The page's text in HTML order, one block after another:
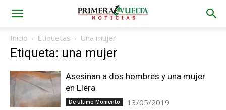
Inicio Etiquetas Una mujer
Etiqueta: una mujer
Asesinan a dos hombres y una mujer
en Llera
De Ultimo Momento 13/05/2019